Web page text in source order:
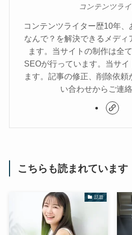
コンテンツラ
コンテンツライター歴10年
なんで？を解決できるメディ
ます。当サイトの制作は全
SEOが行っています。当サ
ます。記事の修正、削除依頼
い合わせからご連絡
こちらも読まれています
話題